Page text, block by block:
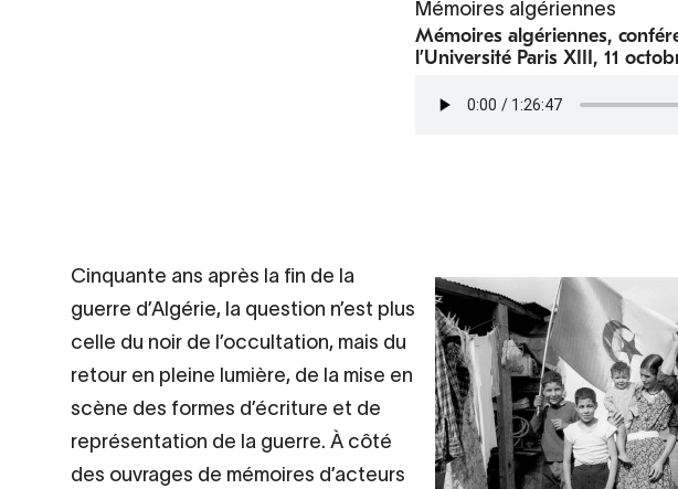
Mémoires algériennes
Mémoires algériennes,
l’Université Paris XIII, 11
Contenu
d’origine
Cinquante ans après la fin de la
guerre d’Algérie, la question n’est plus
celle du noir de l’occultation, mais du
retour en pleine lumière, de la mise en
scène des formes d’écriture et de
représentation de la guerre. À côté
des ouvrages de mémoires d’acteurs